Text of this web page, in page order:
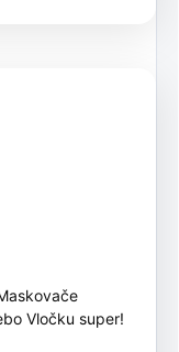
Vločku super!